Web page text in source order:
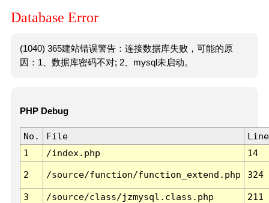
Database Error
(1040) 365建站错误警告：连接数据库失败，可能的原
因：1、数据库密码不对; 2、mysql未启动。
PHP Debug
No. File
Line
1
/index.php 14
2 /source/function/function_extend.php 324
3 /source/class/jzmysql.class.php
211